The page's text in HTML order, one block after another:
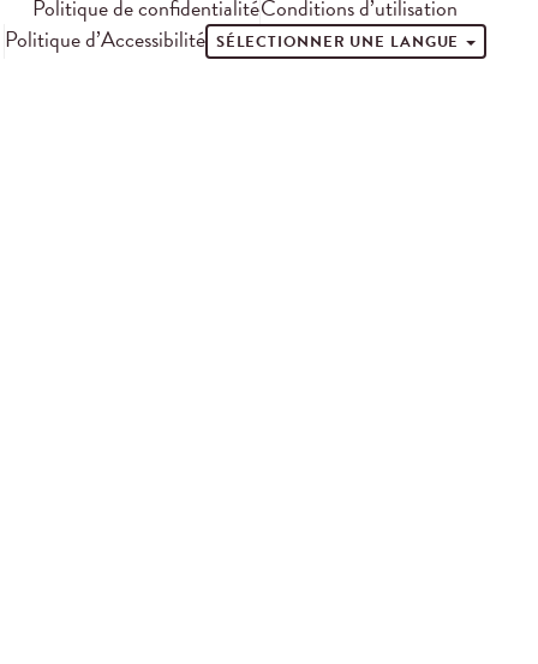
Politique de confidentialitéConditions d’utilisation
Politique d’Accessibilité SÉLECTIONNER UNE LANGUE